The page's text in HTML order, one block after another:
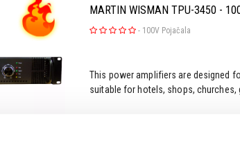
MARTIN WISMAN TPU-3450 -
- 100V Pojačala
This power amplifiers are designed
suitable for hotels, shops, churches,